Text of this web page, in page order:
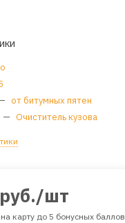
от битумных пятен
— Очиститель кузова
руб./шт
карту до 5 бонусных баллов